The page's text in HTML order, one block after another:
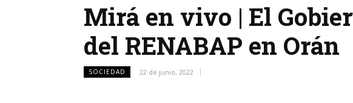
Mirá en vivo | El
del RENABAP en Orán
SOCIEDAD 22 de junio, 2022